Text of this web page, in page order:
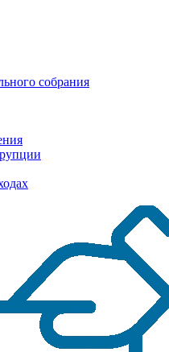
собрания